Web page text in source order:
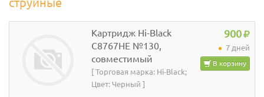
струйные
Картридж Hi-Black
C8767HE №130,
совместимый
[ Торговая марка: Hi-Black;
Цвет: Черный ]
900
7 дней
В корзину